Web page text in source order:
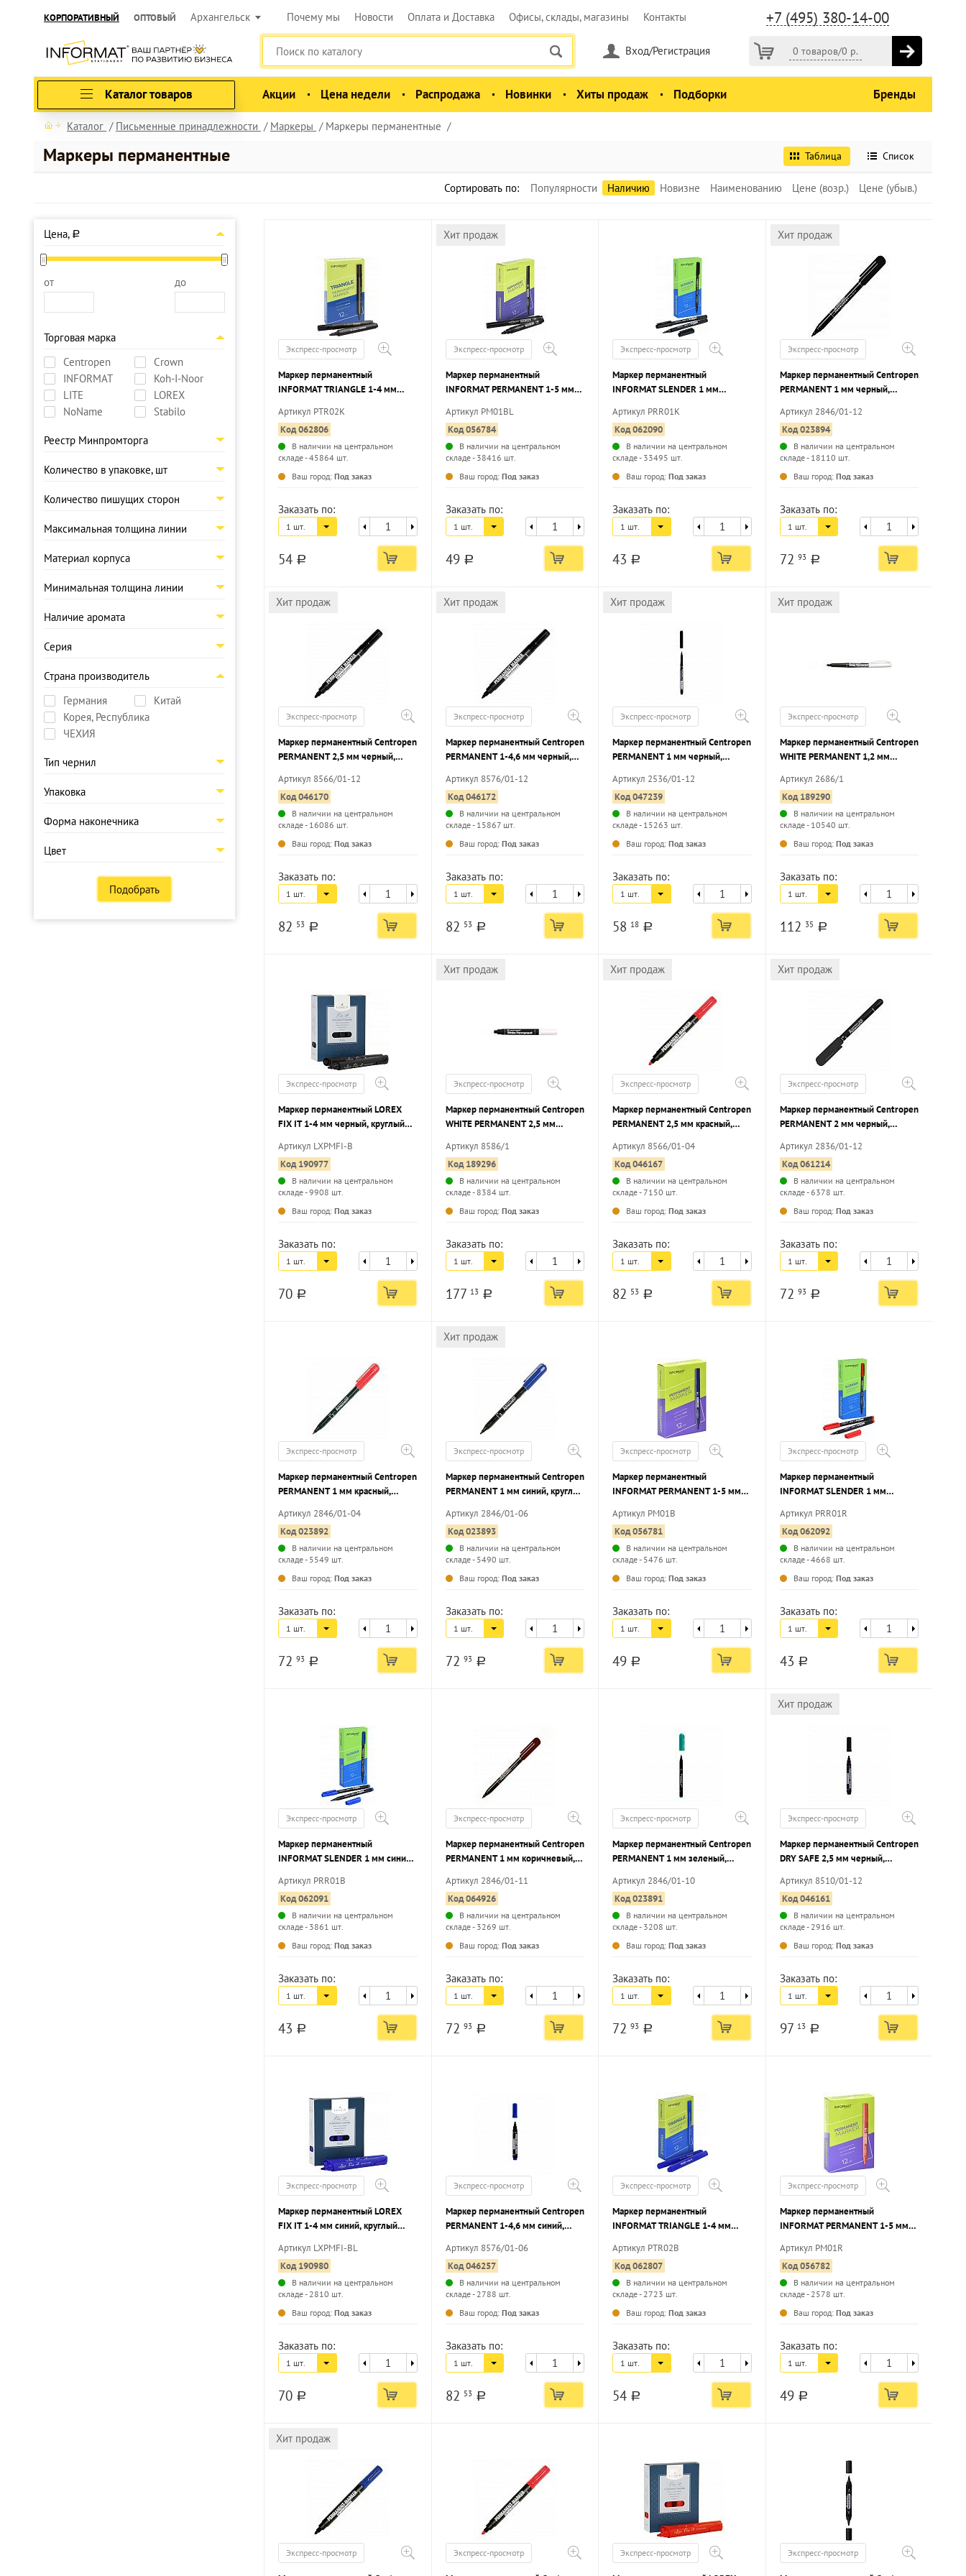
КОРПОРАТИВНЫЙ ОПТОВЫЙ Архангельск +7 (495) 380-14-00
Почему мы Новости Оплата и Доставка Офисы, склады, магазины Контакты
0 товаров/0 р.
Вход/Регистрация
Каталог товаров Акции Цена недели Распродажа Новинки Хиты продаж Подборки Бренды
Каталог Письменные принадлежности Маркеры Маркеры перманентные
Маркеры перманентные Таблица Список
Сортировать по: Популярности Наличию Новизне Наименованию Цене (возр.) Цене (убыв.)
Цена, a
от до
Торговая марка
Centropen
Crown
INFORMAT
Koh-I-Noor
LITE
LOREX
NoName
Stabilo
Реестр Минпромторга
Количество в упаковке, шт
Количество пишущих сторон
Максимальная толщина линии
Материал корпуса
Минимальная толщина линии
Наличие аромата
Серия
Страна производитель
Германия
Китай
Корея, Республика
ЧЕХИЯ
Тип чернил
Упаковка
Форма наконечника
Цвет
Подобрать
Экспресс-просмотр
Маркер перманентный
INFORMAT TRIANGLE 1-4 мм
Артикул PTR02K
Код 062806
В наличии на центральном
складе - 45864 шт.
Ваш город: Под заказ
Заказать по:
1 шт.
54 a
Хит продаж
Экспресс-просмотр
Маркер перманентный
INFORMAT PERMANENT 1-5 мм
Артикул PM01BL
Код 056784
В наличии на центральном
складе - 38416 шт.
Ваш город: Под заказ
Заказать по:
1 шт.
49 a
Экспресс-просмотр
Маркер перманентный
INFORMAT SLENDER 1 мм
Артикул PRR01K
Код 062090
В наличии на центральном
складе - 33495 шт.
Ваш город: Под заказ
Заказать по:
1 шт.
43 a
Хит продаж
Экспресс-просмотр
Маркер перманентный Centropen
PERMANENT 1 мм черный,
Артикул 2846/01-12
Код 023894
В наличии на центральном
складе - 18110 шт.
Ваш город: Под заказ
Заказать по:
1 шт.
72 93 a
Хит продаж
Экспресс-просмотр
Маркер перманентный Centropen
PERMANENT 2,5 мм черный,
Артикул 8566/01-12
Код 046170
В наличии на центральном
складе - 16086 шт.
Ваш город: Под заказ
Заказать по:
1 шт.
82 53 a
Хит продаж
Экспресс-просмотр
Маркер перманентный Centropen
PERMANENT 1-4,6 мм черный,
Артикул 8576/01-12
Код 046172
В наличии на центральном
складе - 15867 шт.
Ваш город: Под заказ
Заказать по:
1 шт.
82 53 a
Хит продаж
Экспресс-просмотр
Маркер перманентный Centropen
PERMANENT 1 мм черный,
наконечник
Артикул 2536/01-12
Код 047239
В наличии на центральном
складе - 15263 шт.
Ваш город: Под заказ
Заказать по:
1 шт.
58 18 a
Хит продаж
Экспресс-просмотр
Маркер перманентный Centropen
WHITE PERMANENT 1,2 мм
Артикул 2686/1
Код 189290
В наличии на центральном
складе - 10540 шт.
Ваш город: Под заказ
Заказать по:
1 шт.
112 35 a
Экспресс-просмотр
Маркер перманентный LOREX
FIX IT 1-4 мм черный, круглый
Артикул LXPMFI-B
Код 190977
В наличии на центральном
складе - 9908 шт.
Ваш город: Под заказ
Заказать по:
1 шт.
70 a
Хит продаж
Экспресс-просмотр
Маркер перманентный Centropen
WHITE PERMANENT 2,5 мм
Артикул 8586/1
Код 189296
В наличии на центральном
складе - 8384 шт.
Ваш город: Под заказ
Заказать по:
1 шт.
177 13 a
Хит продаж
Экспресс-просмотр
Маркер перманентный Centropen
PERMANENT 2,5 мм красный,
Артикул 8566/01-04
Код 046167
В наличии на центральном
складе - 7150 шт.
Ваш город: Под заказ
Заказать по:
1 шт.
82 53 a
Хит продаж
Экспресс-просмотр
Маркер перманентный Centropen
PERMANENT 2 мм черный,
Артикул 2836/01-12
Код 061214
В наличии на центральном
складе - 6378 шт.
Ваш город: Под заказ
Заказать по:
1 шт.
72 93 a
Экспресс-просмотр
Маркер перманентный Centropen
PERMANENT 1 мм красный,
Артикул 2846/01-04
Код 023892
В наличии на центральном
складе - 5549 шт.
Ваш город: Под заказ
Заказать по:
1 шт.
72 93 a
Хит продаж
Экспресс-просмотр
Маркер перманентный Centropen
PERMANENT 1 мм синий, круглый
Артикул 2846/01-06
Код 023893
В наличии на центральном
складе - 5490 шт.
Ваш город: Под заказ
Заказать по:
1 шт.
72 93 a
Экспресс-просмотр
Маркер перманентный
INFORMAT PERMANENT 1-5 мм
Артикул PM01B
Код 056781
В наличии на центральном
складе - 5476 шт.
Ваш город: Под заказ
Заказать по:
1 шт.
49 a
Экспресс-просмотр
Маркер перманентный
INFORMAT SLENDER 1 мм
Артикул PRR01R
Код 062092
В наличии на центральном
складе - 4668 шт.
Ваш город: Под заказ
Заказать по:
1 шт.
43 a
Экспресс-просмотр
Маркер перманентный
INFORMAT SLENDER 1 мм синий,
Артикул PRR01B
Код 062091
В наличии на центральном
складе - 3861 шт.
Ваш город: Под заказ
Заказать по:
1 шт.
43 a
Экспресс-просмотр
Маркер перманентный Centropen
PERMANENT 1 мм коричневый,
Артикул 2846/01-11
Код 064926
В наличии на центральном
складе - 3269 шт.
Ваш город: Под заказ
Заказать по:
1 шт.
72 93 a
Экспресс-просмотр
Маркер перманентный Centropen
PERMANENT 1 мм зеленый,
Артикул 2846/01-10
Код 023891
В наличии на центральном
складе - 3208 шт.
Ваш город: Под заказ
Заказать по:
1 шт.
72 93 a
Хит продаж
Экспресс-просмотр
Маркер перманентный Centropen
DRY SAFE 2,5 мм черный,
Артикул 8510/01-12
Код 046161
В наличии на центральном
складе - 2916 шт.
Ваш город: Под заказ
Заказать по:
1 шт.
97 13 a
Экспресс-просмотр
Маркер перманентный LOREX
FIX IT 1-4 мм синий, круглый
Артикул LXPMFI-BL
Код 190980
В наличии на центральном
складе - 2810 шт.
Ваш город: Под заказ
Заказать по:
1 шт.
70 a
Экспресс-просмотр
Маркер перманентный Centropen
PERMANENT 1-4,6 мм синий,
Артикул 8576/01-06
Код 046257
В наличии на центральном
складе - 2788 шт.
Ваш город: Под заказ
Заказать по:
1 шт.
82 53 a
Экспресс-просмотр
Маркер перманентный
INFORMAT TRIANGLE 1-4 мм
Артикул PTR02B
Код 062807
В наличии на центральном
складе - 2723 шт.
Ваш город: Под заказ
Заказать по:
1 шт.
54 a
Экспресс-просмотр
Маркер перманентный
INFORMAT PERMANENT 1-5 мм
Артикул PM01R
Код 056782
В наличии на центральном
складе - 2578 шт.
Ваш город: Под заказ
Заказать по:
1 шт.
49 a
Хит продаж
Экспресс-просмотр Экспресс-просмотр Экспресс-просмотр Экспресс-просмотр